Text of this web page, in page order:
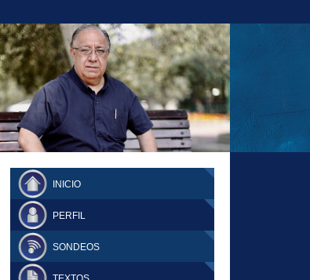
FERNANDO TUESTA SUPLEMENTO
DOMINGO
INICIO
PERFIL
SONDEOS